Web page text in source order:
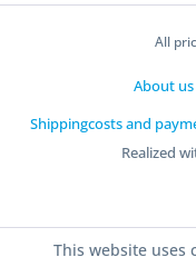
All
About us
Shippingcosts and
Realized
This website uses